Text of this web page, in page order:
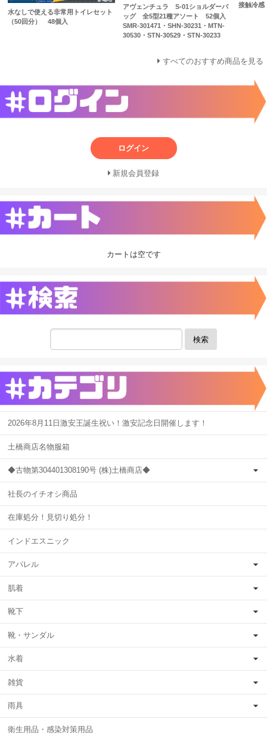
水なしで使える非常用トイレセット
（50回分） 48個入
アヴェンチュラ S-01ショルダーバ
ッグ 全5型21種アソート 52個入
SMR-301471・SHN-30231・MTN-
30530・STN-30529・STN-30233
接触冷
すべてのおすすめ商品を見る
ログイン
新規会員登録
カートは空です
検索
2026年8月11日激安王誕生祝い！激安記念日開催します！
土橋商店名物服箱
◆古物第304401308190号 (株)土橋商店◆
社長のイチオシ商品
在庫処分！見切り処分！
インドエスニック
アパレル
肌着
靴下
靴・サンダル
水着
雑貨
雨具
衛生用品・感染対策用品